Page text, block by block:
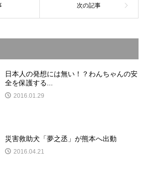
日本人の発想には無い！？わんちゃんの安
全を保護する...
2016.01.29
災害救助犬「夢之丞」が熊本へ出動
2016.04.21